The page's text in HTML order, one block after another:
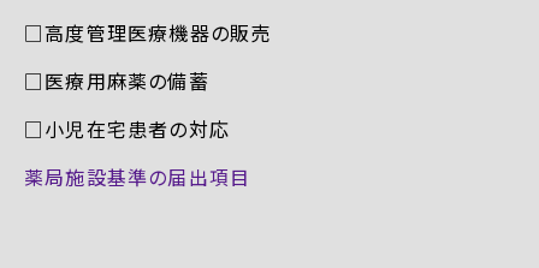
□高度管理医療機器の販売
□医療用麻薬の備蓄
□小児在宅患者の対応
薬局施設基準の届出項目